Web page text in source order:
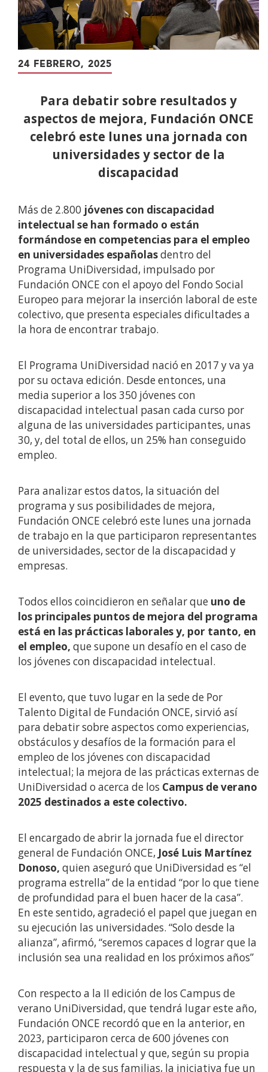
24 FEBRERO, 2025
Para debatir sobre resultados y
aspectos de mejora, Fundación ONCE
celebró este lunes una jornada con
universidades y sector de la
discapacidad
Más de 2.800 jóvenes con discapacidad
intelectual se han formado o están
formándose en competencias para el empleo
en universidades españolasdentro del
Programa UniDiversidad, impulsado por
Fundación ONCE con el apoyo del Fondo Social
Europeo para mejorar la inserción laboral de este
colectivo, que presenta especiales dificultades a
la hora de encontrar trabajo.
El Programa UniDiversidad nació en 2017 y va ya
por su octava edición. Desde entonces, una
media superior a los 350 jóvenes con
discapacidad intelectual pasan cada curso por
alguna de las universidades participantes, unas
30, y, del total de ellos, un 25% han conseguido
empleo.
Para analizar estos datos, la situación del
programa y sus posibilidades de mejora,
Fundación ONCE celebró este lunes una jornada
de trabajo en la que participaron representantes
de universidades, sector de la discapacidad y
empresas.
Todos ellos coincidieron en señalar que uno de
los principales puntos de mejora del programa
está en las prácticas laborales y, por tanto, en
el empleo, que supone un desafío en el caso de
los jóvenes con discapacidad intelectual.
El evento, que tuvo lugar en la sede de Por
Talento Digital de Fundación ONCE, sirvió así
para debatir sobre aspectos como experiencias,
obstáculos y desafíos de la formación para el
empleo de los jóvenes con discapacidad
intelectual; la mejora de las prácticas externas de
UniDiversidad o acerca de los Campus de verano
2025 destinados a este colectivo.
El encargado de abrir la jornada fue el director
general de Fundación ONCE, José Luis Martínez
Donoso, quien aseguró que UniDiversidad es “el
programa estrella” de la entidad “por lo que tiene
de profundidad para el buen hacer de la casa”.
En este sentido, agradeció el papel que juegan en
su ejecución las universidades. “Solo desde la
alianza”, afirmó, “seremos capaces d lograr que la
inclusión sea una realidad en los próximos años”
Con respecto a la II edición de los Campus de
verano UniDiversidad, que tendrá lugar este año,
Fundación ONCE recordó que en la anterior, en
2023, participaron cerca de 600 jóvenes con
discapacidad intelectual y que, según su propia
respuesta y la de sus familias, la iniciativa fue un